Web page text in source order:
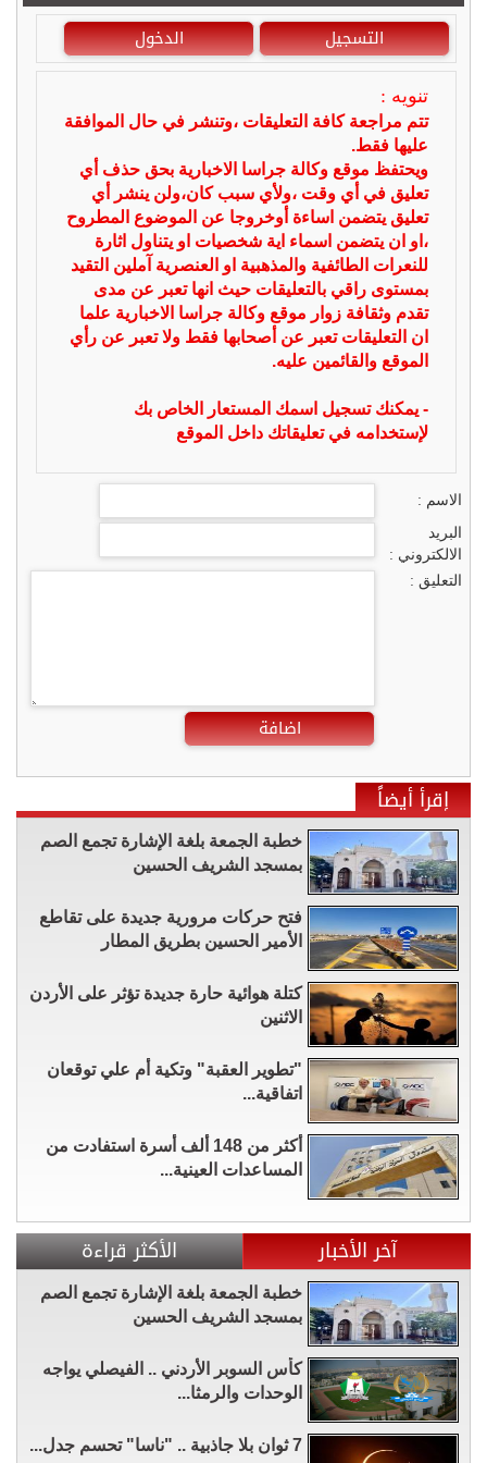
التسجيل الدخول
تنويه :
تتم مراجعة كافة التعليقات ،وتنشر في حال الموافقة
عليها فقط.
ويحتفظ موقع وكالة جراسا الاخبارية بحق حذف أي
تعليق في أي وقت ،ولأي سبب كان،ولن ينشر أي
تعليق يتضمن اساءة أوخروجا عن الموضوع المطروح
،او ان يتضمن اسماء اية شخصيات او يتناول اثارة
للنعرات الطائفية والمذهبية او العنصرية آملين التقيد
بمستوى راقي بالتعليقات حيث انها تعبر عن مدى
تقدم وثقافة زوار موقع وكالة جراسا الاخبارية علما
ان التعليقات تعبر عن أصحابها فقط ولا تعبر عن رأي
الموقع والقائمين عليه.
- يمكنك تسجيل اسمك المستعار الخاص بك
لإستخدامه في تعليقاتك داخل الموقع
الاسم :
البريد
الالكتروني :
التعليق :
اضافة
إقرأ أيضاً
خطبة الجمعة بلغة الإشارة تجمع الصم
بمسجد الشريف الحسين
فتح حركات مرورية جديدة على تقاطع
الأمير الحسين بطريق المطار
كتلة هوائية حارة جديدة تؤثر على الأردن
الاثنين
"تطوير العقبة" وتكية أم علي توقعان
اتفاقية...
أكثر من 148 ألف أسرة استفادت من
المساعدات العينية...
آخر الأخبار الأكثر قراءة
خطبة الجمعة بلغة الإشارة تجمع الصم
بمسجد الشريف الحسين
كأس السوبر الأردني .. الفيصلي يواجه
الوحدات والرمثا...
7 ثوان بلا جاذبية .. "ناسا" تحسم جدل...